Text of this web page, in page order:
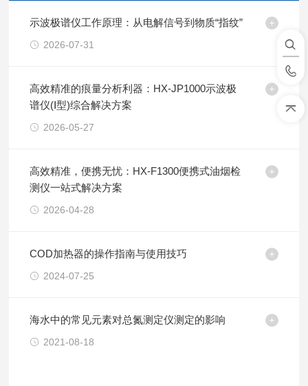
示波极谱仪工作原理：从电解信号到物质“指纹”
2026-07-31
高效精准的痕量分析利器：HX-JP1000示波极
谱仪(Ⅰ型)综合解决方案
2026-05-27
高效精准，便携无忧：HX-F1300便携式油烟检
测仪一站式解决方案
2026-04-28
COD加热器的操作指南与使用技巧
2024-07-25
海水中的常见元素对总氮测定仪测定的影响
2021-08-18